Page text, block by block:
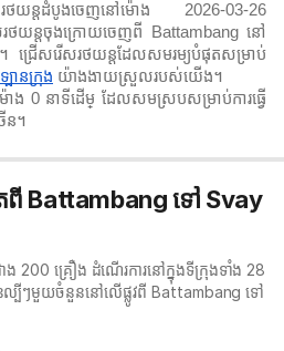
ថយន្តដំបូងចេញនៅម៉ោង 2026-03-26
ថយន្តចុងក្រោយចេញពី Battambang នៅ
រើសរើសរថយន្តដែលសមរម្យបំផុតសម្រាប់
ានក្រុង យ៉ាងងាយស្រួលរបស់យើង។
ោង 0 នាទី​ដើម្ ដែលសមស្របសម្រាប់ការធ្វើ
ន។
Battambang ទៅ Svay
ាង 200 គ្រឿង ដំណើរការនៅក្នុងទីក្រុងទាំង 28
ល្បីៗមួយចំនួននៅលើផ្លូវពី Battambang ទៅ